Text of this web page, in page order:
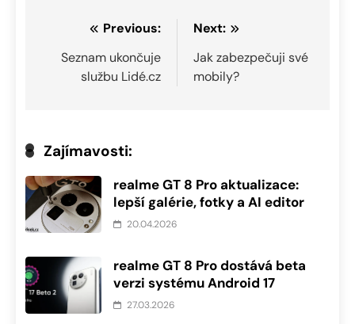
Navigace
pro
příspěvek
Previous:
Seznam ukončuje
službu Lidé.cz
Next:
Jak zabezpečuji své
mobily?
Zajímavosti:
realme GT 8 Pro aktualizace:
lepší galérie, fotky a AI editor
20.04.2026
realme GT 8 Pro dostává beta
verzi systému Android 17
27.03.2026